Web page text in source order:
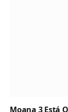
Moana 3 Está